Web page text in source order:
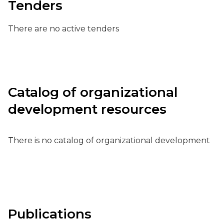
Tenders
There are no active tenders
Catalog of organizational
development resources
There is no catalog of organizational development
Publications